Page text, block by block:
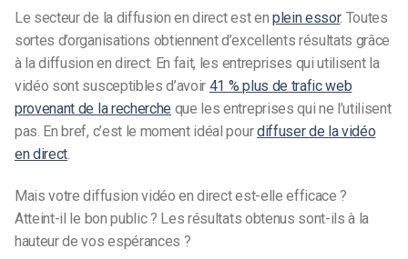
Le secteur de la diffusion en direct est en plein essor. Toutes
sortes d’organisations obtiennent d’excellents résultats grâce
à la diffusion en direct. En fait, les entreprises qui utilisent la
vidéo sont susceptibles d’avoir 41 % plus de trafic web
provenant de la recherche que les entreprises qui ne l’utilisent
pas. En bref, c’est le moment idéal pourdiffuser de la vidéo
en direct
Mais votre diffusion vidéo en direct est-elle efficace ?
Atteint-il le bon public ? Les résultats obtenus sont-ils à la
hauteur de vos espérances ?